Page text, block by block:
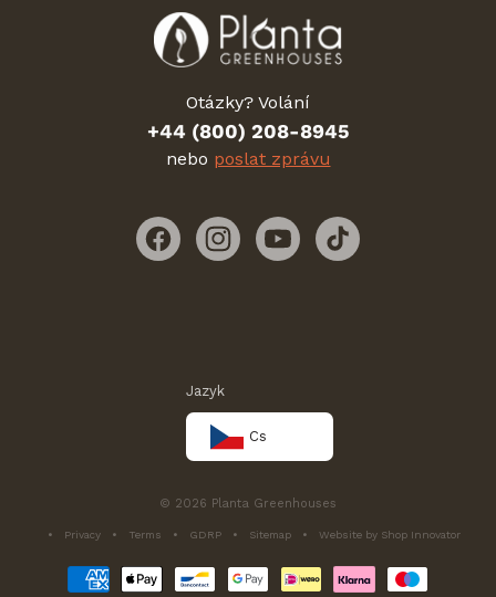
Otázky? Volání
+44 (800) 208-8945
nebo poslat zprávu
FacebookInstagramYouTubeTikTok
Jazyk
Cs
Platební
© 2026 Planta Greenhouses
Privacy Terms GDRP Sitemap Website by Shop Innovator